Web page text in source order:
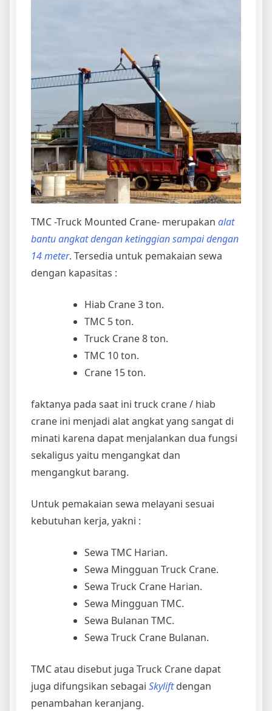
TMC -Truck Mounted Crane- merupakan alat
bantu angkat dengan ketinggian sampai dengan
14 meter. Tersedia untuk pemakaian sewa
dengan kapasitas :
Hiab Crane 3 ton.
TMC 5 ton.
Truck Crane 8 ton.
TMC 10 ton.
Crane 15 ton.
faktanya pada saat ini truck crane / hiab
crane ini menjadi alat angkat yang sangat di
minati karena dapat menjalankan dua fungsi
sekaligus yaitu mengangkat dan
mengangkut barang.
Untuk pemakaian sewa melayani sesuai
kebutuhan kerja, yakni :
Sewa TMC Harian.
Sewa Mingguan Truck Crane.
Sewa Truck Crane Harian.
Sewa Mingguan TMC.
Sewa Bulanan TMC.
Sewa Truck Crane Bulanan.
TMC atau disebut juga Truck Crane dapat
juga difungsikan sebagai Skyliftdengan
penambahan keranjang.